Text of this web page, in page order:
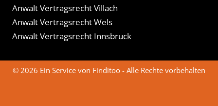
Anwalt Vertragsrecht Villach
Anwalt Vertragsrecht Wels
Anwalt Vertragsrecht Innsbruck
© 2026 Ein Service von Finditoo - Alle Rechte vorbehalten